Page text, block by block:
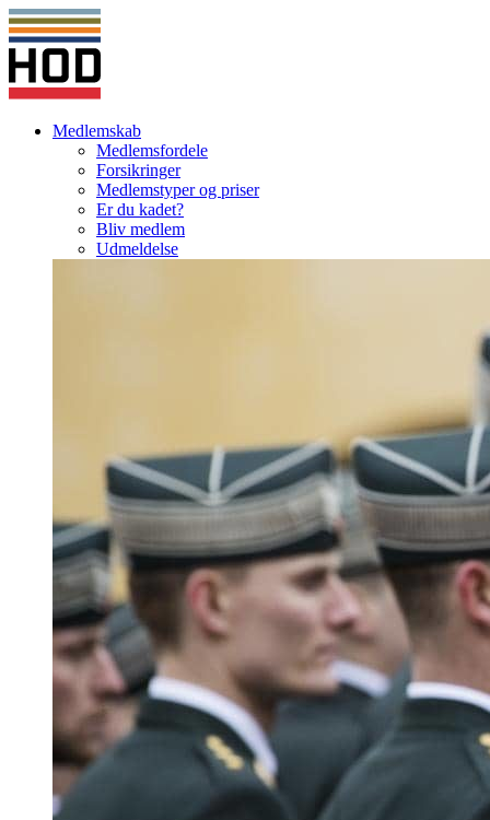
Medlemskab
Medlemsfordele
Forsikringer
Medlemstyper og priser
Er du kadet?
Bliv medlem
Udmeldelse